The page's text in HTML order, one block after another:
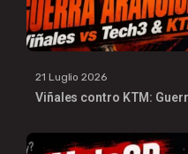
21 Luglio 2026
Viñales contro KTM: